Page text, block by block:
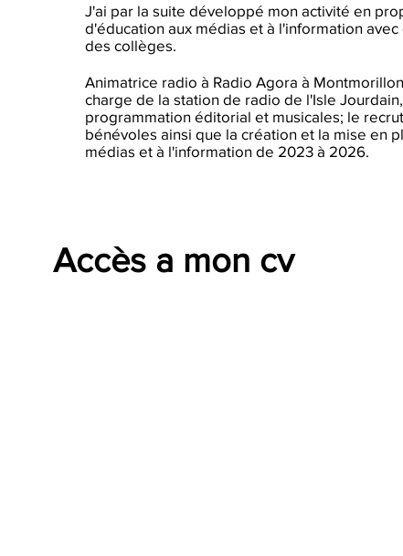
J'ai par la suite développé mon activité en
d'éducation aux médias et à l'information
des collèges.
Animatrice radio à Radio Agora à
charge de la station de radio de l'Isle
programmation éditorial et musicales; le
bénévoles ainsi que la création et la mise en
médias et à l'information de 2023 à 2026.
Accès a mon cv